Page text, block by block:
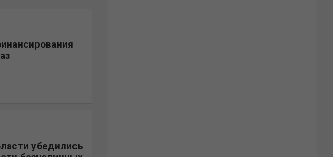
убедились